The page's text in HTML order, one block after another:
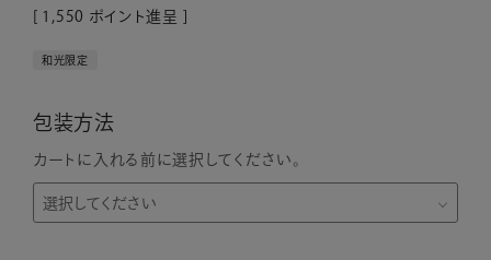
1,550 ポイント進呈 ]
和光限定
包装方法
カートに入れる前に選択してください。